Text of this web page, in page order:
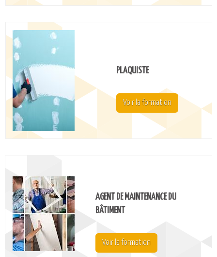
PLAQUISTE
Voir la formation
AGENT DE MAINTENANCE DU
BÂTIMENT
Voir la formation